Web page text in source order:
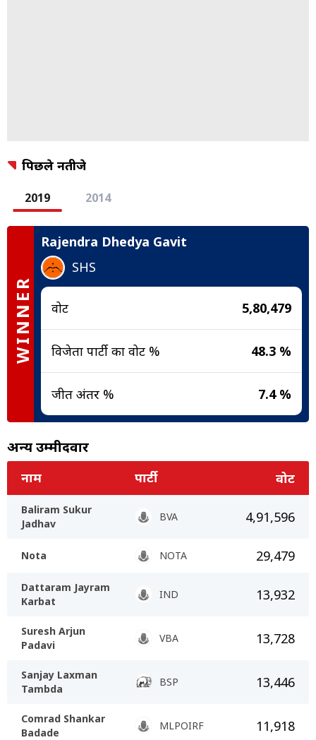
पिछले नतीजे
2019 2014
WINNER
Rajendra Dhedya Gavit
SHS
वोट 5,80,479
विजेता पार्टी का वोट % 48.3 %
जीत अंतर % 7.4 %
अन्य उम्मीदवार
नाम पार्टी वोट
Baliram Sukur
Jadhav
BVA 4,91,596
Nota NOTA 29,479
Dattaram Jayram
Karbat
IND 13,932
Suresh Arjun
Padavi
VBA 13,728
Sanjay Laxman
Tambda
BSP 13,446
Comrad Shankar
Badade
MLPOIRF 11,918